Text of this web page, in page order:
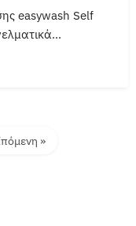
easywash Self
»